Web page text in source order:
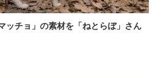
ッチョ」の素材を「ねとらぼ」さん